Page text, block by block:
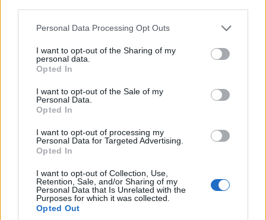
Please note that this website/app uses one or more Google
not limited to your visit or usage behaviour. You may click to
grant or deny consent to Google and its third-party tags to
use your data for below specified purposes in below Google
consent section.
Personal Data Processing Opt Outs
I want to opt-out of the Sharing of my
personal data.
Opted In
I want to opt-out of the Sale of my
Personal Data.
Opted In
I want to opt-out of processing my
Personal Data for Targeted Advertising.
Opted In
I want to opt-out of Collection, Use,
Retention, Sale, and/or Sharing of my
Personal Data that Is Unrelated with the
Purposes for which it was collected.
Opted Out
αλλά στη συνέχεια κάνει πράγματα που σαφώς δεν
ωφελούν τη Δύση», ανέφερε στους Times η πρώην
υποθέσεων, Ελίζαμπεθ Σάκλεφορντ, φανερώνοντας
τον εκνευρισμό που προκαλεί ο Τούρκος πρόεδρος
στους αξιωματούχους της κυβέρνησης Μπάιντεν.
ταξίδι του στην Τεχεράνη για να συναντηθεί με τον
Ιμπραήμ Ραΐσι και τον Βλαντιμίρ Πούτιν. «Αυτό όχι
μόνο έρχεται σε αντίθεση με την αντιρωσική
πολιτική της Δύσης, αλλά καταστρέφει το αφήγημα
των χωρών του ΝΑΤΟ για το βαθιά απομονωμένο